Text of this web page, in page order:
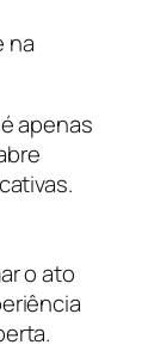
na
apenas
o ato